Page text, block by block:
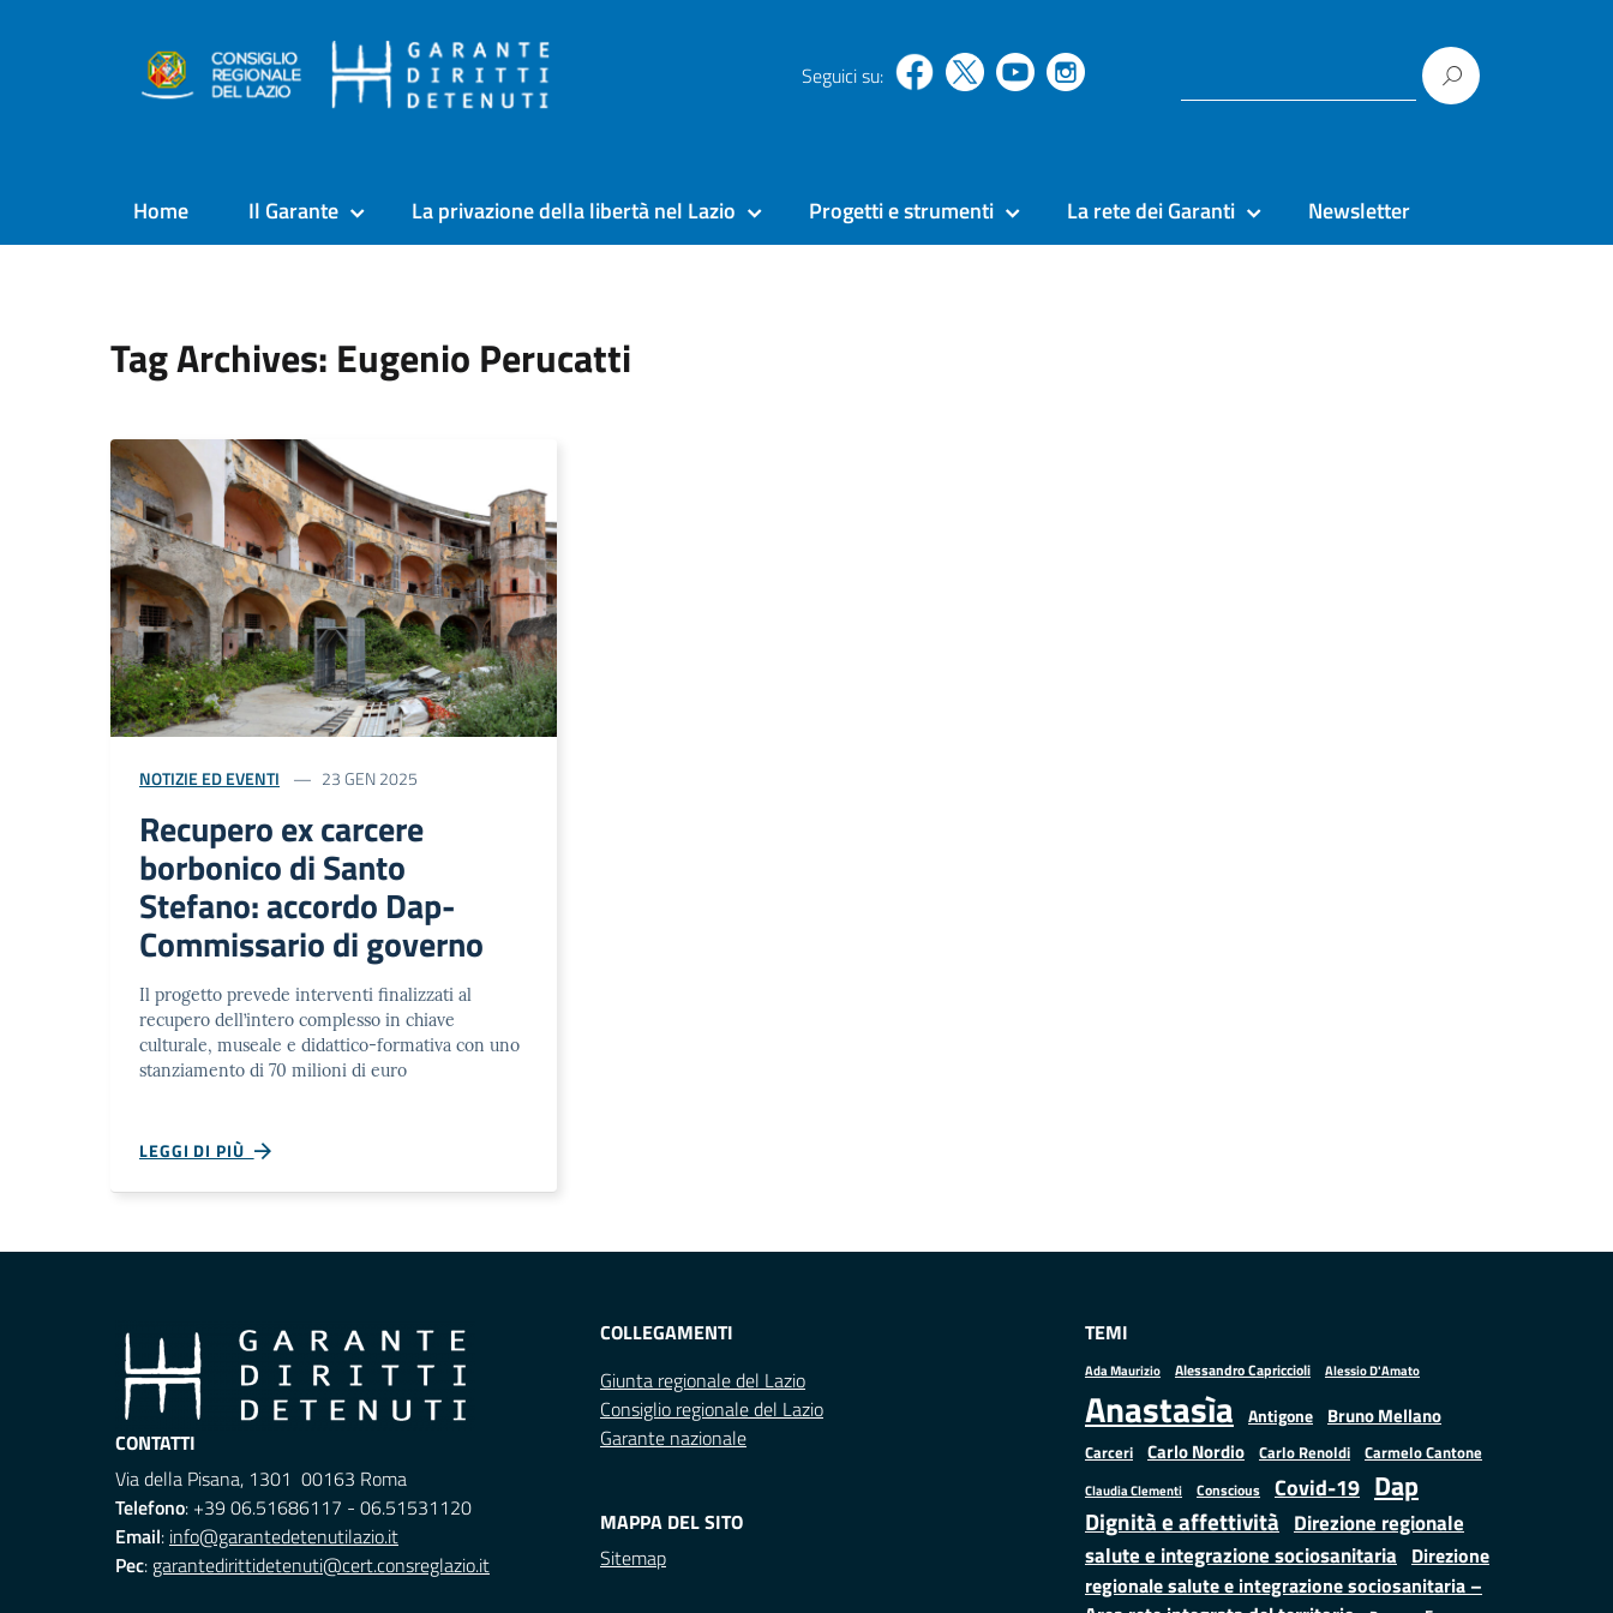
Seguici su:
Home Il Garante La privazione della libertà nel Lazio Progetti e strumenti La rete dei Garanti Newsletter
Tag Archives: Eugenio Perucatti
NOTIZIE ED EVENTI 23 GEN 2025
Recupero ex carcere
borbonico di Santo
Stefano: accordo Dap-
Commissario di governo
Il progetto prevede interventi finalizzati al
recupero dell’intero complesso in chiave
culturale, museale e didattico-formativa con uno
stanziamento di 70 milioni di euro
LEGGI DI PIÙ
CONTATTI
Via della Pisana, 1301 00163 Roma
Telefono: +39 06.51686117 - 06.51531120
Email: info@garantedetenutilazio.it
Pec: garantedirittidetenuti@cert.consreglazio.it
COLLEGAMENTI
Giunta regionale del Lazio
Consiglio regionale del Lazio
Garante nazionale
MAPPA DEL SITO
Sitemap
TEMI
Ada Maurizio Alessandro Capriccioli Alessio D'Amato
Anastasìa Antigone Bruno Mellano
Carceri Carlo Nordio Carlo Renoldi Carmelo Cantone
Claudia Clementi Conscious Covid-19 Dap
Dignità e affettività Direzione regionale
salute e integrazione sociosanitaria Direzione
regionale salute e integrazione sociosanitaria –